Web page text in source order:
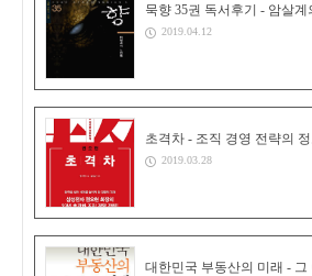
묵향 35권 독서후기 - 암살계
2019.04.12
초격차 - 조직 경영 전략의
2019.03.28
대한민국 부동산의 미래 -